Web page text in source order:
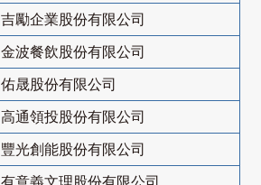
吉勵企業股份有限公司
金波餐飲股份有限公司
佑晟股份有限公司
高通領投股份有限公司
豐光創能股份有限公司
有意義文理股份有限公司